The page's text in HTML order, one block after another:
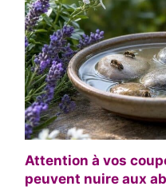
Attention à vos
peuvent nuire aux